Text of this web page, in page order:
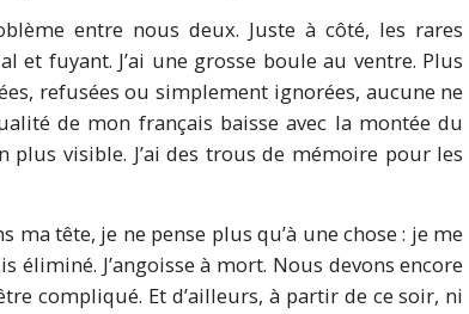
entre nous deux. Juste à côté, les rares
et fuyant. J’ai une grosse boule au ventre. Plus
refusées ou simplement ignorées, aucune ne
de mon français baisse avec la montée du
plus visible. J’ai des trous de mémoire pour les
tête, je ne pense plus qu’à une chose : je me
éliminé. J’angoisse à mort. Nous devons encore
compliqué. Et d’ailleurs, à partir de ce soir, ni